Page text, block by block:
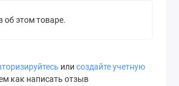
об этом товаре.
или создайте учетную
как написать отзыв